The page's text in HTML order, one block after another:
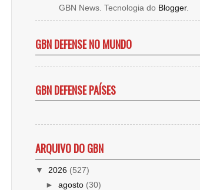
GBN News. Tecnologia do Blogger.
GBN DEFENSE NO MUNDO
GBN DEFENSE PAÍSES
ARQUIVO DO GBN
▼ 2026 (527)
► agosto (30)